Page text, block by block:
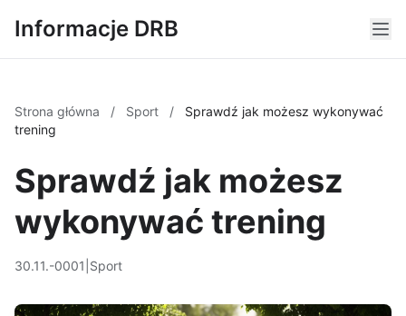
Informacje DRB
Strona główna / Sport /
Sprawdź jak możesz wykonywać
trening
Sprawdź jak możesz
wykonywać trening
30.11.-0001 Sport